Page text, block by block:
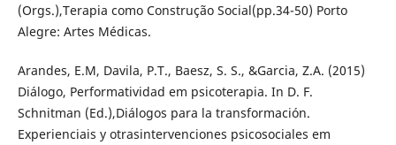
(Orgs.),Terapia como Construção Social(pp.34-50) Porto
Alegre: Artes Médicas.
Arandes, E.M, Davila, P.T., Baesz, S. S., &Garcia, Z.A. (2015)
Diálogo, Performatividad em psicoterapia. In D. F.
Schnitman (Ed.),Diálogos para la transformación.
Experienciais y otrasintervenciones psicosociales em